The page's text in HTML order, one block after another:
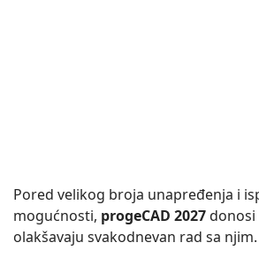
Pored velikog broja unapređenja i
mogućnosti, progeCAD 2027donosi
olakšavaju svakodnevan rad sa njim.